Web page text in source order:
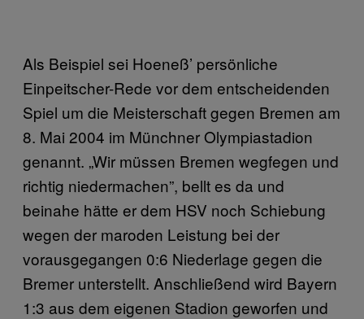
Als Beispiel sei Hoeneß’ persönliche
Einpeitscher-Rede vor dem entscheidenden
Spiel um die Meisterschaft gegen Bremen am
8. Mai 2004 im Münchner Olympiastadion
genannt. „Wir müssen Bremen wegfegen und
richtig niedermachen”, bellt es da und
beinahe hätte er dem HSV noch Schiebung
wegen der maroden Leistung bei der
vorausgegangen 0:6 Niederlage gegen die
Bremer unterstellt. Anschließend wird Bayern
1:3 aus dem eigenen Stadion geworfen und